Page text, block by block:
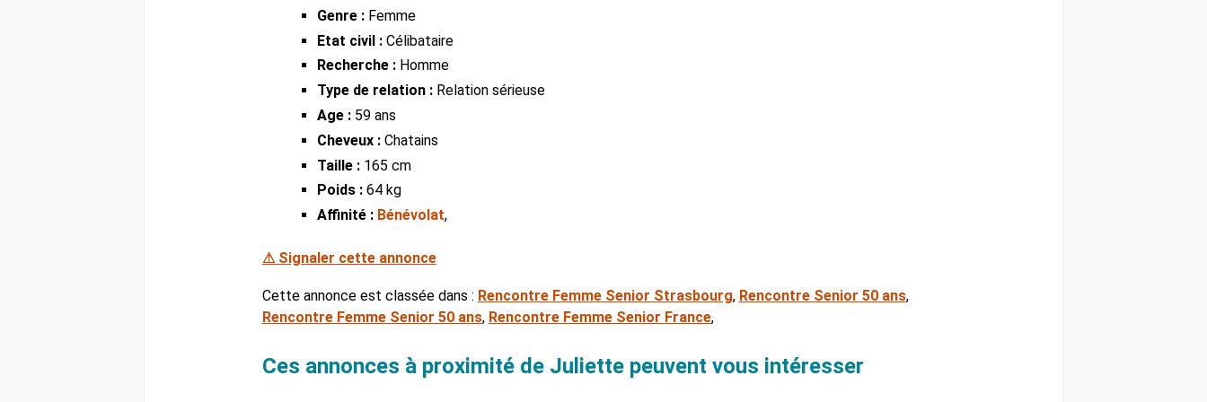
Genre : Femme
Etat civil : Célibataire
Recherche : Homme
Type de relation : Relation sérieuse
Age : 59 ans
Cheveux : Chatains
Taille : 165 cm
Poids : 64 kg
Affinité : Bénévolat,
⚠ Signaler cette annonce
Cette annonce est classée dans : Rencontre Femme Senior Strasbourg, Rencontre Senior 50 ans,
Rencontre Femme Senior 50 ans, Rencontre Femme Senior France,
Ces annonces à proximité de Juliette peuvent vous intéresser